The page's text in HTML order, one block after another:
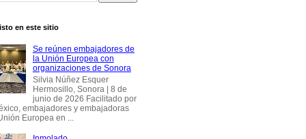
en este sitio
Se reúnen embajadores de
la Unión Europea con
organizaciones de Sonora
Silvia Núñez Esquer
Hermosillo, Sonora | 8 de
junio de 2026 Facilitado por
embajadores y embajadoras
Europea en ...